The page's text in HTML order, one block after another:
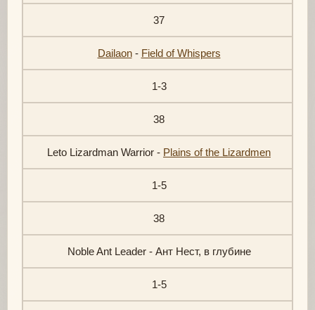
37
Dailaon- Field of Whispers
1-3
38
Leto Lizardman Warrior - Plains of the Lizardmen
1-5
38
Noble Ant Leader - Ант Нест, в глубине
1-5